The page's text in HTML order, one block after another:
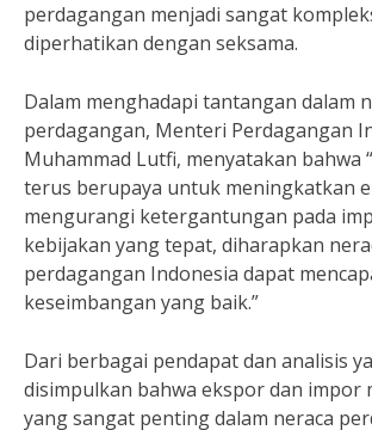
perdagangan menjadi sangat
diperhatikan dengan seksama.
Dalam menghadapi tantangan dalam
perdagangan, Menteri Perdagangan
Muhammad Lutfi, menyatakan bahwa
terus berupaya untuk meningkatkan
mengurangi ketergantungan pada
kebijakan yang tepat, diharapkan
perdagangan Indonesia dapat
keseimbangan yang baik.”
Dari berbagai pendapat dan analisis
disimpulkan bahwa ekspor dan impor
yang sangat penting dalam neraca